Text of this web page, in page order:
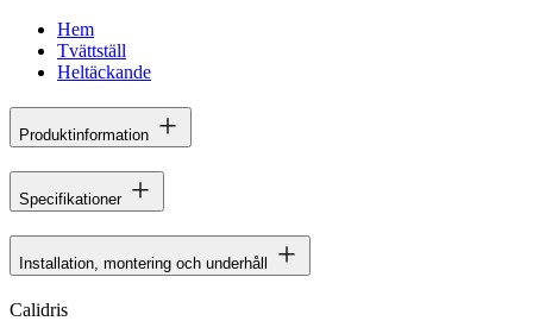
Hem
Tvättställ
Heltäckande
Produktinformation
Specifikationer
Installation, montering och underhåll
Calidris